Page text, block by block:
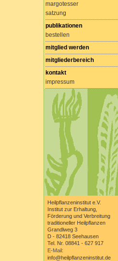
margotesser
satzung
publikationen
bestellen
mitglied werden
mitgliederbereich
kontakt
impressum
Heilpflanzeninstitut e.V.
Institut zur Erhaltung,
Förderung und Verbreitung
traditioneller Heilpflanzen
Grandlweg 3
D - 82418 Seehausen
Tel. Nr. 08841 - 627 917
E-Mail:
info@heilpflanzeninstitut.de